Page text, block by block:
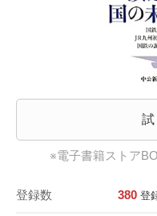
試
※電子書籍ストア
登録数 380 登